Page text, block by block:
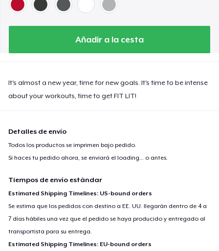
Añadir a la cesta
It's almost a new year, time for new goals. It's time to be intense
about your workouts, time to get FIT LIT!
Detalles de envío
Todos los productos se imprimen bajo pedido.
Si haces tu pedido ahora, se enviará elloading... o antes.
Tiempos de envío estándar
Estimated Shipping Timelines: US-bound orders
Se estima que los pedidos con destino a EE. UU. llegarán dentro de 4 a
7 días hábiles una vez que el pedido se haya producido y entregado al
transportista para su entrega.
Estimated Shipping Timelines: EU-bound orders